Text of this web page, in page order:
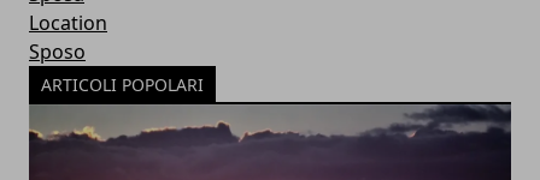
Location
Sposo
ARTICOLI POPOLARI